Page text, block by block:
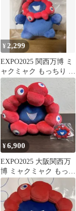
¥ 2,299
EXPO2025 関西万博 ミ
ャクミャク もっちり ぬ
いぐるみ 立 キーホルダ
¥6,900
EXPO2025 大阪関西万
博 ミャクミャク もっち
りぬいぐるみ 中 おまけ
付き